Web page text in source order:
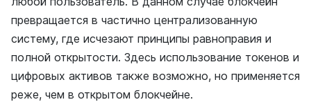
превращается в частично централизованную
систему, где исчезают принципы равноправия и
полной открытости. Здесь использование токенов и
цифровых активов также возможно, но применяется
реже, чем в открытом блокчейне.